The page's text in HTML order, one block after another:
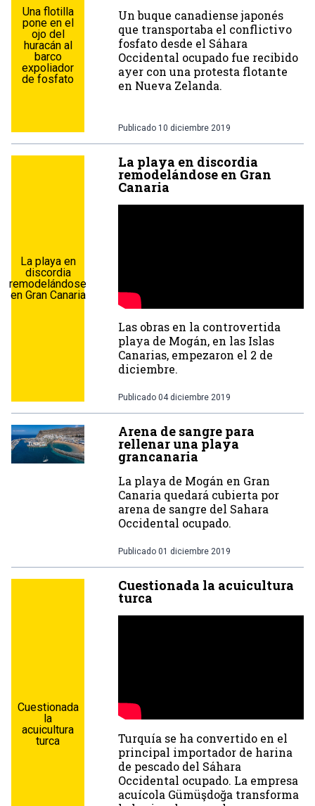
Una flotilla
pone en el
ojo del
huracán al
barco
expoliador
de fosfato
Un buque canadiense japonés
que transportaba el conflictivo
fosfato desde el Sáhara
Occidental ocupado fue recibido
ayer con una protesta flotante
en Nueva Zelanda.
Publicado 10 diciembre 2019
La playa en
discordia
remodelándose
en Gran Canaria
La playa en discordia
remodelándose en Gran
Canaria
Las obras en la controvertida
playa de Mogán, en las Islas
Canarias, empezaron el 2 de
diciembre.
Publicado 04 diciembre 2019
Arena de sangre para
rellenar una playa
grancanaria
La playa de Mogán en Gran
Canaria quedará cubierta por
arena de sangre del Sahara
Occidental ocupado.
Publicado 01 diciembre 2019
Cuestionada
la
acuicultura
turca
Cuestionada la acuicultura
turca
Turquía se ha convertido en el
principal importador de harina
de pescado del Sáhara
Occidental ocupado. La empresa
acuícola Gümüşdoğa transforma